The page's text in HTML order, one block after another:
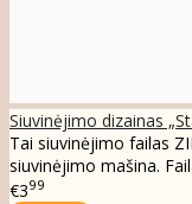
Siuvinėjimo dizainas
Tai siuvinėjimo failas
siuvinėjimo mašina.
€399